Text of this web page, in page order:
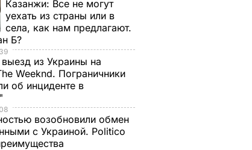
Казанжи: Все не могут
уехать из страны или в
села, как нам предлагают.
Б?
выезд из Украины на
Weeknd. Пограничники
об инциденте в
возобновили обмен
с Украиной. Politico